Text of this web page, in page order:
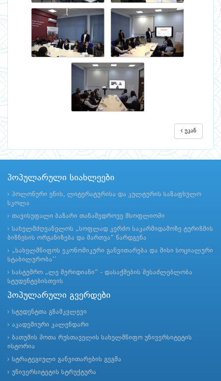
უკან
პოპულარული სიახლეები
პოლონური ენის, ლიტერატურისა და კულტურის საზაფხულო
სკოლა
თავისუფალი ბაზარი თანამედროვე მსოფლიოში
სახელმძღვანელოს „სოფლად კერძო საკარმიდამოზე ტურიზმის
ბიზნესის ორგანიზება და მართვა“ წარდგენა
„სახელმწიფოს ეკონომიკური განვითარება და მისი სოციალური
სტაბილურობა’’
სასტუმრო „ლე მერიდიანი“ - დასაქმების შესაძლებლობა
სტუდენტებისთვის
პოპულარული გვერდები
სტუდენტთა გზამკვლევი
აკადემიური კალენდარი
ბათუმის შოთა რუსთაველის სახელმწიფო უნივერსიტეტის
ისტორია
სტრატეგიული განვითარების გეგმა
უნივერსიტეტის სტრუქტურა